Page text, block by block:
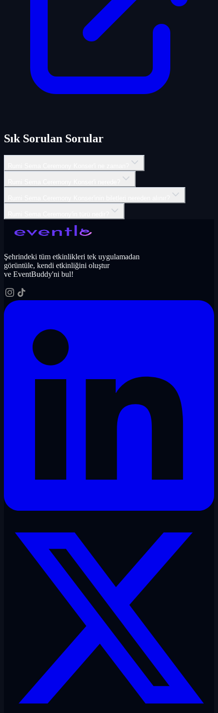
Sık Sorulan Sorular
Şehrindeki tüm etkinlikleri tek uygulamadan
görüntüle, kendi etkinliğini oluştur
ve EventBuddy'ni bul!